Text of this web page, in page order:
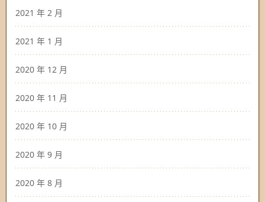
2021 年 2 月
2021 年 1 月
2020 年 12 月
2020 年 11 月
2020 年 10 月
2020 年 9 月
2020 年 8 月